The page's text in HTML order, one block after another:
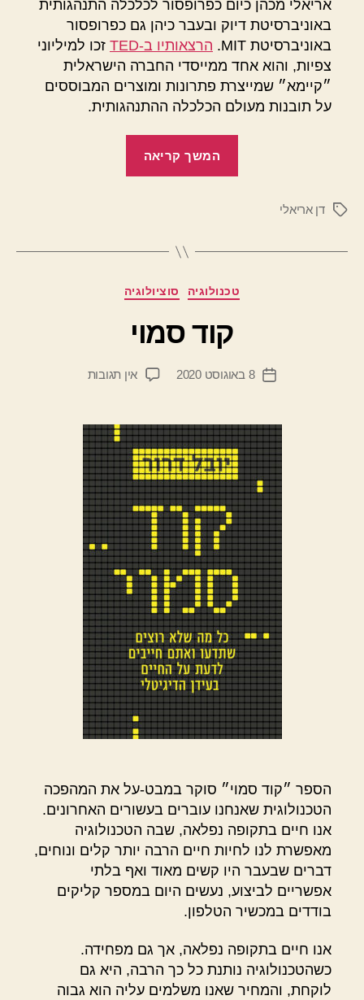
אריאלי מכהן כיום כפרופסור לכלכלה התנהגותית
באוניברסיטת דיוק ובעבר כיהן גם כפרופסור
באוניברסיטת MIT.
הרצאותיו ב-TED
זכו למיליוני
צפיות, והוא אחד ממייסדי החברה הישראלית
״קיימא״ שמייצרת פתרונות ומוצרים המבוססים
על תובנות מעולם הכלכלה ההתנהגותית.
המשך קריאה
תגיותדן אריאלי
קטגוריות טכנולוגיה סוציולוגיה
קוד סמוי
המחבר
הפוסט
מ
א
מ
ן
יי
ב
תאריך
8 באוגוסט 2020 אין תגובותעל
הספר ״קוד סמוי״ סוקר במבט-על את המהפכה
הטכנולוגית שאנחנו עוברים בעשורים האחרונים.
אנו חיים בתקופה נפלאה, שבה הטכנולוגיה
מאפשרת לנו לחיות חיים הרבה יותר קלים ונוחים,
דברים שבעבר היו קשים מאוד ואף בלתי
אפשריים לביצוע, נעשים היום במספר קליקים
בודדים במכשיר הטלפון.
אנו חיים בתקופה נפלאה, אך גם מפחידה.
כשהטכנולוגיה נותנת כל כך הרבה, היא גם
לוקחת, והמחיר שאנו משלמים עליה הוא גבוה